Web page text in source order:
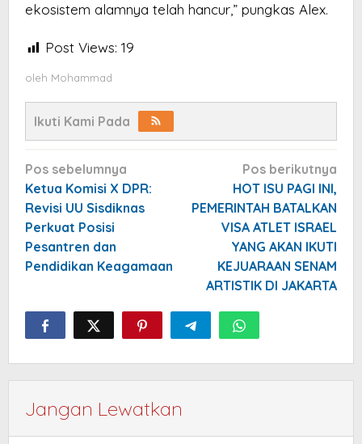
ekosistem alamnya telah hancur,” pungkas Alex.
Post Views: 19
oleh Mohammad
Ikuti Kami Pada
Navigasi
pos
Pos sebelumnya
Ketua Komisi X DPR:
Revisi UU Sisdiknas
Perkuat Posisi
Pesantren dan
Pendidikan Keagamaan
Pos berikutnya
HOT ISU PAGI INI,
PEMERINTAH BATALKAN
VISA ATLET ISRAEL
YANG AKAN IKUTI
KEJUARAAN SENAM
ARTISTIK DI JAKARTA
Jangan Lewatkan